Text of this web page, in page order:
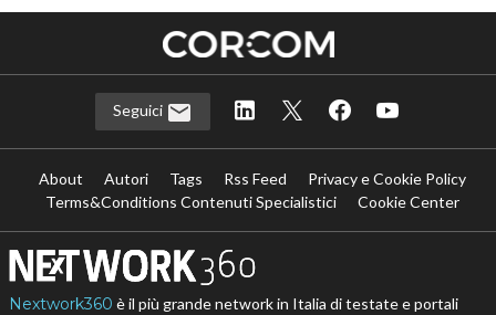
Seguici
About Autori Tags Rss Feed
Privacy e Cookie Policy
Terms&Conditions Contenuti Specialistici
Cookie Center
Nextwork360 è il più grande network in Italia di testate e portali